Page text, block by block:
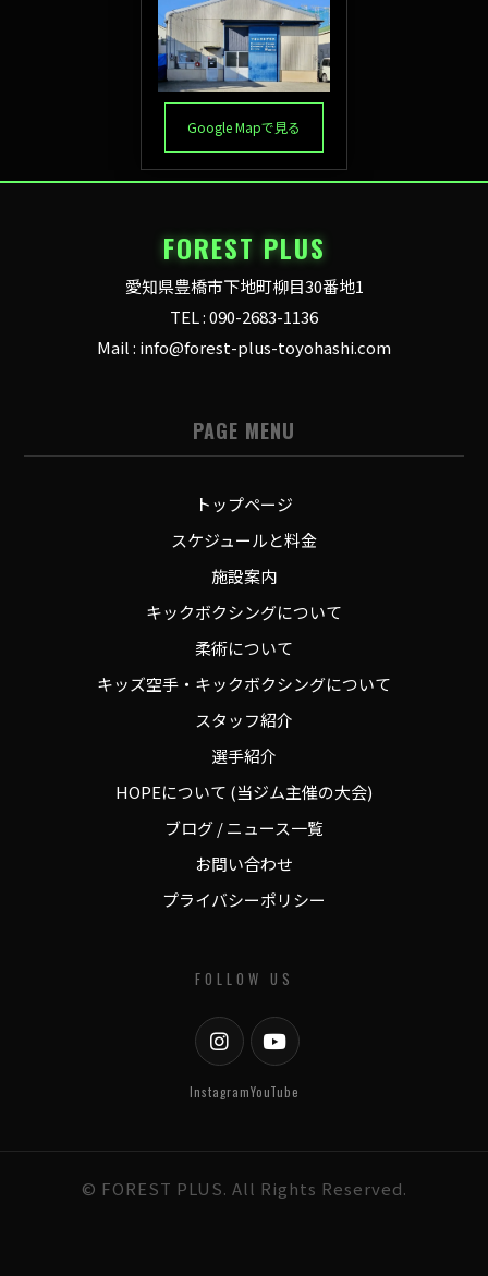
Google Mapで見る
FOREST PLUS
愛知県豊橋市下地町柳目30番地1
TEL : 090-2683-1136
Mail : info@forest-plus-toyohashi.com
PAGE MENU
トップページ
スケジュールと料金
施設案内
キックボクシングについて
柔術について
キッズ空手・キックボクシングについて
スタッフ紹介
選手紹介
HOPEについて (当ジム主催の大会)
ブログ / ニュース一覧
お問い合わせ
プライバシーポリシー
FOLLOW US
InstagramYouTube
© FOREST PLUS. All Rights Reserved.